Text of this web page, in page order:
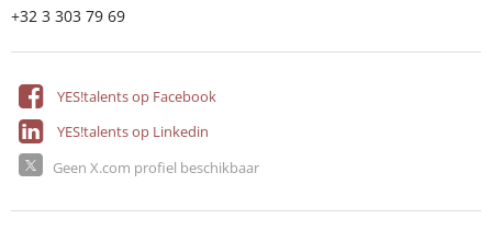
+32 3 303 79 69
YES!talents op Facebook
YES!talents op Linkedin
Geen X.com profiel beschikbaar